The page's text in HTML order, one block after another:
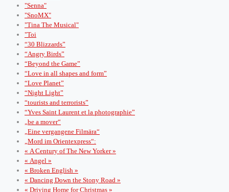
"Senna"
"SnoMX"
"Tina The Musical"
"Toi
“30 Blizzards”
“Angry Birds”
“Beyond the Game”
“Love in all shapes and form”
“Love Planet”
“Night Light”
“tourists and terrorists”
“Yves Saint Laurent et la photographie”
„be a mover“
„Eine vergangene Filmära“
„Mord im Orientexpress“:
« A Century of The New Yorker »
« Angel »
« Broken English »
« Dancing Down the Stony Road »
« Driving Home for Christmas »